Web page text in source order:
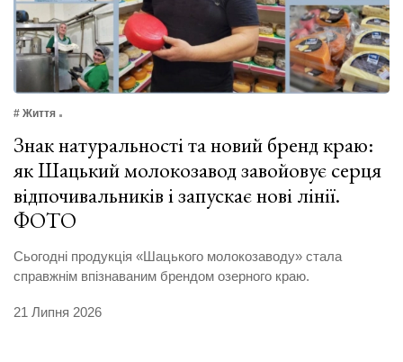
# Життя
Знак натуральності та новий бренд краю:
як Шацький молокозавод завойовує серця
відпочивальників і запускає нові лінії.
ФОТО
Сьогодні продукція «Шацького молокозаводу» стала
справжнім впізнаваним брендом озерного краю.
21 Липня 2026